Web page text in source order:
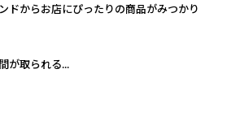
ドからお店にぴったりの商品がみつかり
が取られる...